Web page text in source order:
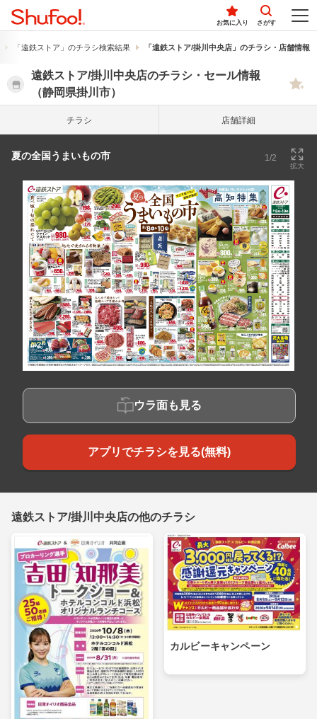
お気に入り さがす
「遠鉄ストア」のチラシ検索結果 「遠鉄ストア/掛川中央店」のチラシ・店舗情報
遠鉄ストア/掛川中央店のチラシ・セール情報
（静岡県掛川市）
チラシ 店舗詳細
夏の全国うまいもの市 1/2
拡大
ウラ面も見る
アプリでチラシを見る(無料)
遠鉄ストア/掛川中央店の他のチラシ
カルビーキャンペーン